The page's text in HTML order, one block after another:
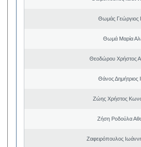
Θωμάς Γεώργιος
Θωμά Μαρία
Θεοδώρου Χρήστος
Θάνος Δημήτριος
Ζώης Χρήστος
Ζήση Ροδούλα
Ζαφειρόπουλος